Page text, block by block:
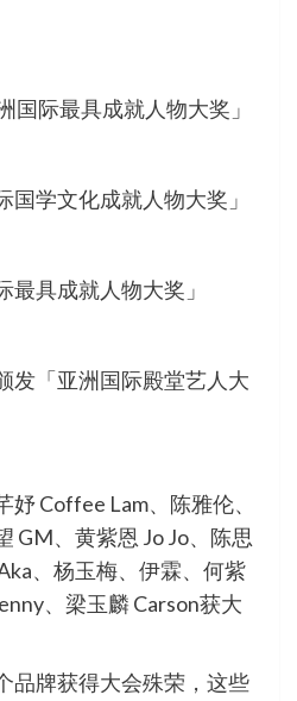
国际最具成就人物大奖」
学文化成就人物大奖」
具成就人物大奖」
发「亚洲国际殿堂艺人大
Coffee Lam、陈雅伦、
GM、黄紫恩 Jo Jo、陈思
、杨玉梅、伊霖、何紫
、梁玉麟 Carson获大
品牌获得大会殊荣，这些